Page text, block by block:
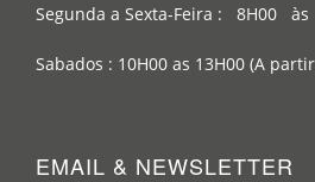
Segunda a Sexta-Feira : 8H00
Sabados : 10H00 as 13H00 (A
EMAIL & NEWSLETTER